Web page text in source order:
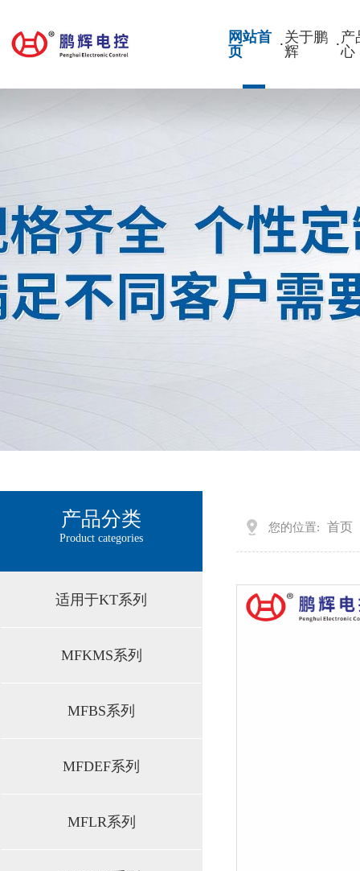
网站首
页
·关于鹏
辉
·产
心
产品分类
Product categories
适用于KT系列
MFKMS系列
MFBS系列
MFDEF系列
MFLR系列
您的位置: 首页